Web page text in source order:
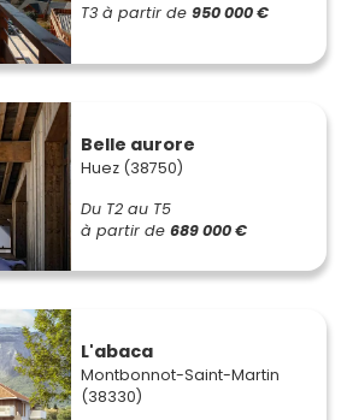
T3 à partir de 950 000 €
Belle aurore
Huez (38750)
Du T2 au T5
à partir de 689 000 €
L'abaca
Montbonnot-Saint-Martin
(38330)